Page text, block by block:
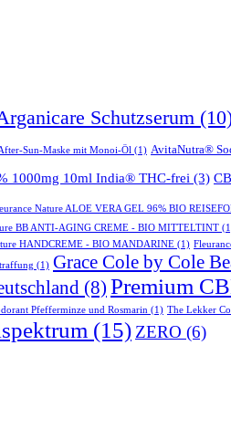
Schutzserum
Sun-Maske mit Monoi-Öl (1) AvitaNutra®
1000mg 10ml India® THC-frei (3)
Nature ALOE VERA GEL 96% BIO
BB ANTI-AGING CREME - BIO MITTELTINT
HANDCREME - BIO MANDARINE (1)
(1) Grace Cole by Cole
(8) Premium
Pfefferminze und Rosmarin (1) The Lekker
(15) ZERO (6)